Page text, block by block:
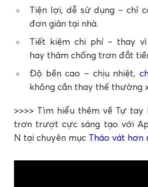
Tiện lợi, dễ sử dụng – chỉ
đơn giản tại nhà.
Tiết kiệm chi phí – thay
hay thảm chống trơn đắt
Độ bền cao – chịu nhiệt,
không cần thay thế thường
>>>> Tìm hiểu thêm về Tự tay
trơn trượt cực sáng tạo với
N tại chuyên mục Tháo vát hơn